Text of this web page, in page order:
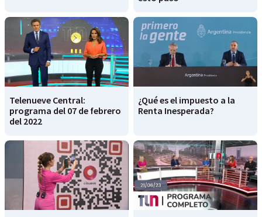
Telenueve Central:
programa del 07 de febrero
del 2022
¿Qué es el impuesto a la
Renta Inesperada?